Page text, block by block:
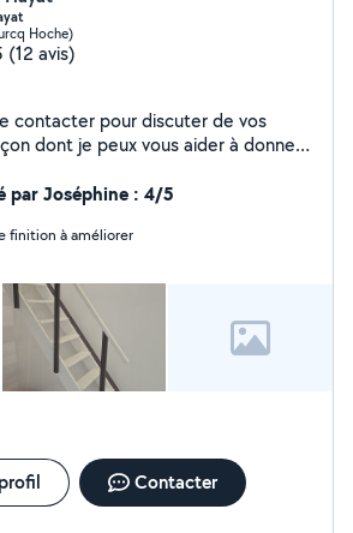
Hoche)
(12 avis)
contacter pour discuter de vos
dont je peux vous aider à donner
avec vous et de créer des
et inspireront. Merci de
bientôt !"
par Joséphine : 4/5
finition à améliorer
Contacter